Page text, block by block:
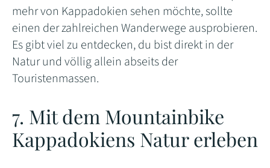
mehr von Kappadokien sehen möchte, sollte
einen der zahlreichen Wanderwege ausprobieren.
Es gibt viel zu entdecken, du bist direkt in der
Natur und völlig allein abseits der
Touristenmassen.
7. Mit dem Mountainbike
Kappadokiens Natur erleben